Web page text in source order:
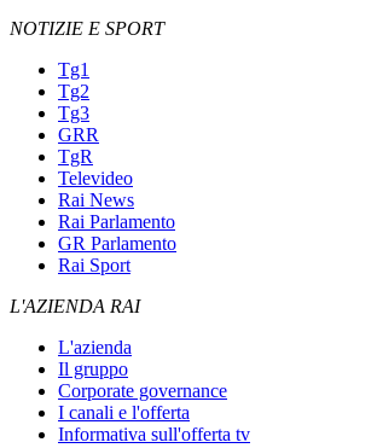
NOTIZIE E SPORT
Tg1
Tg2
Tg3
GRR
TgR
Televideo
Rai News
Rai Parlamento
GR Parlamento
Rai Sport
L'AZIENDA RAI
L'azienda
Il gruppo
Corporate governance
I canali e l'offerta
Informativa sull'offerta tv